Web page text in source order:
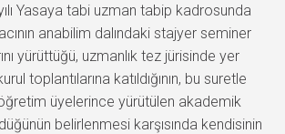
Yasaya tabi uzman tabip kadrosunda
anabilim dalındaki stajyer seminer
yürüttüğü, uzmanlık tez jürisinde yer
toplantılarına katıldığının, bu suretle
üyelerince yürütülen akademik
belirlenmesi karşısında kendisinin